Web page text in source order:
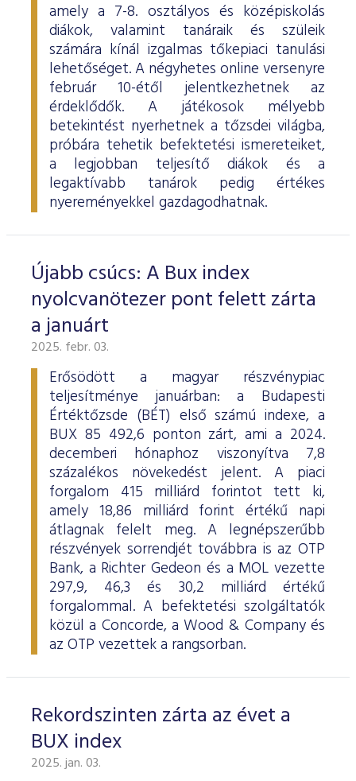
amely a 7-8. osztályos és középiskolás
diákok, valamint tanáraik és szüleik
számára kínál izgalmas tőkepiaci tanulási
lehetőséget. A négyhetes online versenyre
február 10-étől jelentkezhetnek az
érdeklődők. A játékosok mélyebb
betekintést nyerhetnek a tőzsdei világba,
próbára tehetik befektetési ismereteiket,
a legjobban teljesítő diákok és a
legaktívabb tanárok pedig értékes
nyereményekkel gazdagodhatnak.
Újabb csúcs: A Bux index
nyolcvanötezer pont felett zárta
a januárt
2025. febr. 03.
Erősödött a magyar részvénypiac
teljesítménye januárban: a Budapesti
Értéktőzsde (BÉT) első számú indexe, a
BUX 85 492,6 ponton zárt, ami a 2024.
decemberi hónaphoz viszonyítva 7,8
százalékos növekedést jelent. A piaci
forgalom 415 milliárd forintot tett ki,
amely 18,86 milliárd forint értékű napi
átlagnak felelt meg. A legnépszerűbb
részvények sorrendjét továbbra is az OTP
Bank, a Richter Gedeon és a MOL vezette
297,9, 46,3 és 30,2 milliárd értékű
forgalommal. A befektetési szolgáltatók
közül a Concorde, a Wood & Company és
az OTP vezettek a rangsorban.
Rekordszinten zárta az évet a
BUX index
2025. jan. 03.